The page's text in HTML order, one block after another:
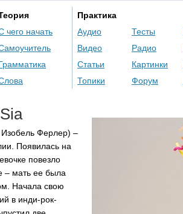
чего начать
Практика
Аудио
Видео
Статьи
Топики
Тесты
Радио
Картинки
Форум
Sia
Ферлер) –
Появилась на
повезло
– мать ее была
Начала свою
в инди-рок-